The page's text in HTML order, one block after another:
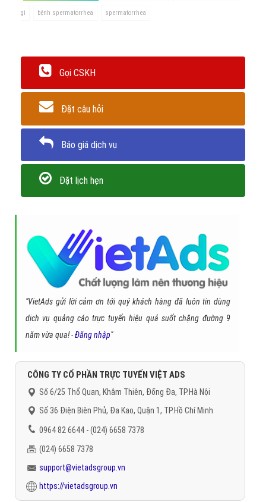
gì bệnh spermatorrhea spermatorrhea
Gọi CSKH
Đặt câu hỏi
Báo giá dịch vụ
Đặt lịch hẹn
"VietAds gửi lời cảm ơn tới quý khách hàng đã luôn tin dùng
dịch vụ quảng cáo trực tuyến hiệu quả suốt chặng đường 9
năm vừa qua! -Đăng nhập"
CÔNG TY CỔ PHẦN TRỰC TUYẾN VIỆT ADS
Số 6/25 Thổ Quan, Khâm Thiên, Đống Đa, TP.Hà Nội
Số 36 Điện Biên Phủ, Đa Kao, Quận 1, TP.Hồ Chí Minh
0964 82 6644 - (024) 6658 7378
(024) 6658 7378
support@vietadsgroup.vn
https://vietadsgroup.vn